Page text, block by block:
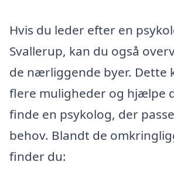
Hvis du leder efter en
Svallerup, kan du også
de nærliggende byer. Dette
flere muligheder og hjælpe
finde en psykolog, der
behov. Blandt de
finder du: